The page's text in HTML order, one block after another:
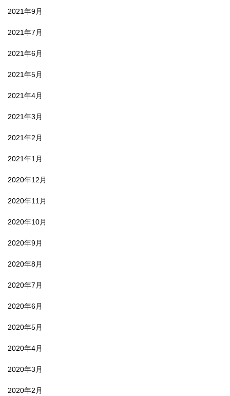
2021年9月
2021年7月
2021年6月
2021年5月
2021年4月
2021年3月
2021年2月
2021年1月
2020年12月
2020年11月
2020年10月
2020年9月
2020年8月
2020年7月
2020年6月
2020年5月
2020年4月
2020年3月
2020年2月